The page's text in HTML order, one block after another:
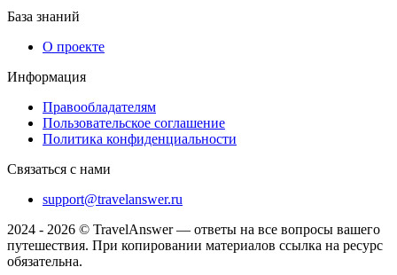
База знаний
О проекте
Информация
Правообладателям
Пользовательское соглашение
Политика конфиденциальности
Связаться с нами
support@travelanswer.ru
2024 - 2026 © TravelAnswer — ответы на все вопросы вашего
путешествия. При копировании материалов ссылка на ресурс
обязательна.